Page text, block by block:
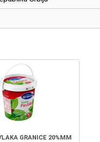
GRANICE 20%MM